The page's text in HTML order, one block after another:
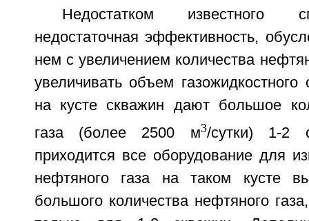
Недостатком известного
недостаточная эффективность,
нем с увеличением количества
увеличивать объем
на кусте скважин дают большое
газа (более 2500 м3/сутки) 1-2
приходится все оборудование для
нефтяного газа на таком кусте
большого количества нефтяного